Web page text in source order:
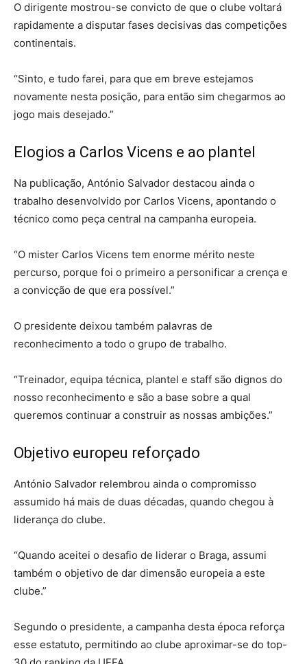
O dirigente mostrou-se convicto de que o clube voltará
rapidamente a disputar fases decisivas das competições
continentais.
“Sinto, e tudo farei, para que em breve estejamos
novamente nesta posição, para então sim chegarmos ao
jogo mais desejado.”
Elogios a Carlos Vicens e ao plantel
Na publicação, António Salvador destacou ainda o
trabalho desenvolvido por Carlos Vicens, apontando o
técnico como peça central na campanha europeia.
“O mister Carlos Vicens tem enorme mérito neste
percurso, porque foi o primeiro a personificar a crença e
a convicção de que era possível.”
O presidente deixou também palavras de
reconhecimento a todo o grupo de trabalho.
“Treinador, equipa técnica, plantel e staff são dignos do
nosso reconhecimento e são a base sobre a qual
queremos continuar a construir as nossas ambições.”
Objetivo europeu reforçado
António Salvador relembrou ainda o compromisso
assumido há mais de duas décadas, quando chegou à
liderança do clube.
“Quando aceitei o desafio de liderar o Braga, assumi
também o objetivo de dar dimensão europeia a este
clube.”
Segundo o presidente, a campanha desta época reforça
esse estatuto, permitindo ao clube aproximar-se do top-